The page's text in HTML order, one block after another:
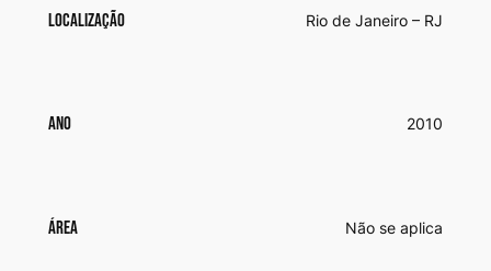
Localização Rio de Janeiro – RJ
Ano 2010
Área Não se aplica